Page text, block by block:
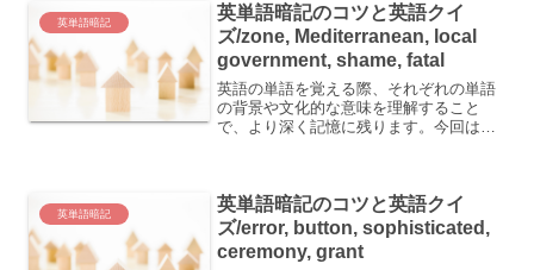
英単語暗記
英単語暗記のコツと英語クイ
ズ/zone, Mediterranean, local
government, shame, fatal
英語の単語を覚える際、それぞれの単語
の背景や文化的な意味を理解すること
で、より深く記憶に残ります。今回は、
loca...
英単語暗記
英単語暗記のコツと英語クイ
ズ/error, button, sophisticated,
ceremony, grant